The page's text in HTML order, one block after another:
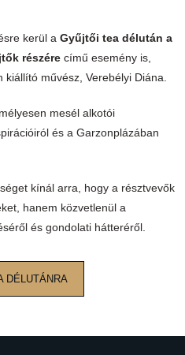
kerül a Gyűjtői tea délután a
részére című esemény is,
művész, Verebélyi Diána.
mesél alkotói
és a Garzonplázában
kínál arra, hogy a résztvevők
hanem közvetlenül a
és gondolati hátteréről.
DÉLUTÁNRA